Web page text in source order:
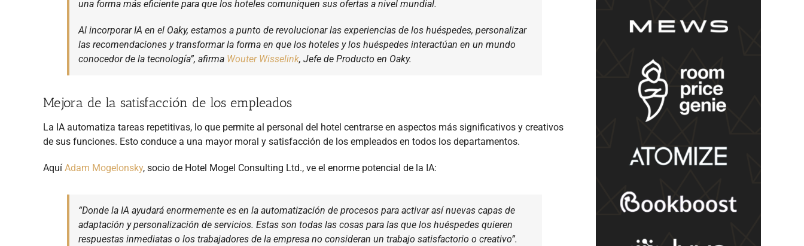
una forma más eficiente para que los hoteles comuniquen sus ofertas a nivel mundial.
Al incorporar IA en el Oaky, estamos a punto de revolucionar las experiencias de los huéspedes, personalizar
las recomendaciones y transformar la forma en que los hoteles y los huéspedes interactúan en un mundo
conocedor de la tecnología”, afirma Wouter Wisselink, Jefe de Producto en Oaky.
Mejora de la satisfacción de los empleados
La IA automatiza tareas repetitivas, lo que permite al personal del hotel centrarse en aspectos más significativos y creativos
de sus funciones. Esto conduce a una mayor moral y satisfacción de los empleados en todos los departamentos.
Aquí Adam Mogelonsky, socio de Hotel Mogel Consulting Ltd., ve el enorme potencial de la IA:
“Donde la IA ayudará enormemente es en la automatización de procesos para activar así nuevas capas de
adaptación y personalización de servicios. Estas son todas las cosas para las que los huéspedes quieren
respuestas inmediatas o los trabajadores de la empresa no consideran un trabajo satisfactorio o creativo”.